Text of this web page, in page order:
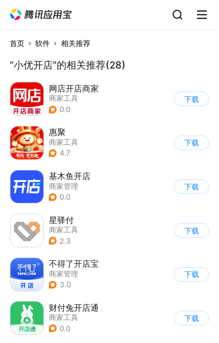
首页 软件 相关推荐
“小优开店”的相关推荐(28)
网店开店商家
商家工具
0.0
下载
惠聚
商家工具
4.7
下载
基木鱼开店
商家管理
0.0
下载
星驿付
商家工具
2.3
下载
不得了开店宝
商家管理
3.0
下载
财付兔开店通
商家工具
0.0
下载